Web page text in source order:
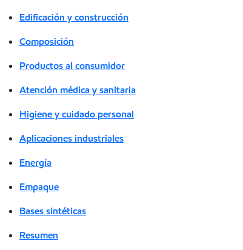
Edificación y construcción
Composición
Productos al consumidor
Atención médica y sanitaria
Higiene y cuidado personal
Aplicaciones industriales
Energía
Empaque
Bases sintéticas
Resumen